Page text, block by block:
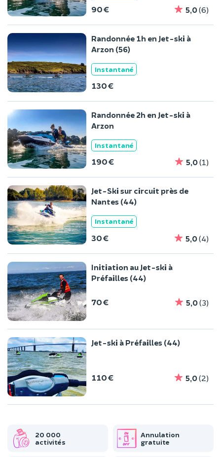
90 € 5,0(6)
Randonnée 1h en Jet-ski à
Arzon (56)
Instantané
130 €
Randonnée 2h en Jet-ski à
Arzon
Instantané
190 € 5,0(1)
Jet-Ski sur circuit près de
Nantes (44)
Instantané
30 € 5,0(4)
Initiation au Jet-ski à
Préfailles (44)
70 € 5,0(3)
Jet-ski à Préfailles (44)
110 € 5,0(2)
20 000
activités
Annulation
gratuite